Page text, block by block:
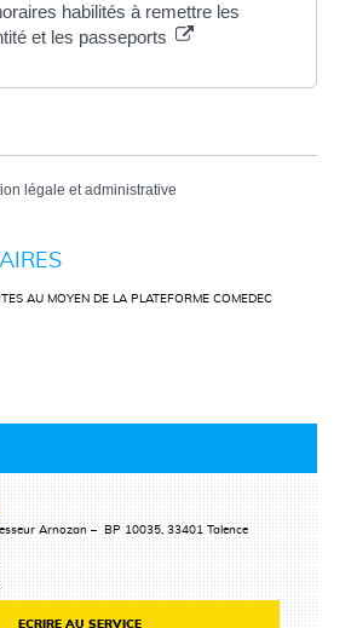
habilités à remettre les
et les passeports
légale et administrative
AU MOYEN DE LA PLATEFORME COMEDEC
Arnozan – BP 10035, 33401 Talence
ECRIRE AU SERVICE